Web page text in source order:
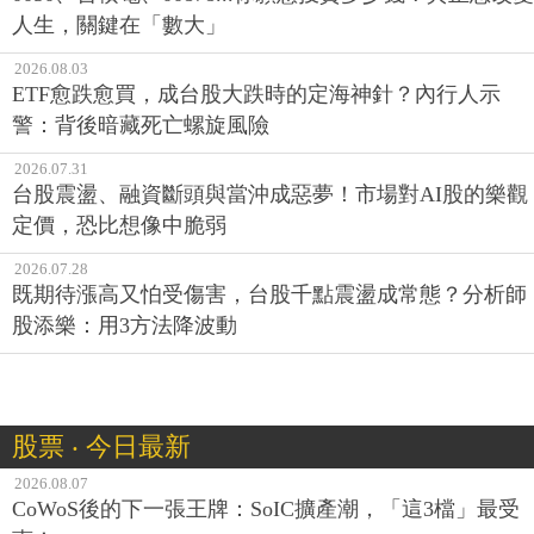
人生，關鍵在「數大」
2026.08.03
ETF愈跌愈買，成台股大跌時的定海神針？內行人示
警：背後暗藏死亡螺旋風險
2026.07.31
台股震盪、融資斷頭與當沖成惡夢！市場對AI股的樂觀
定價，恐比想像中脆弱
2026.07.28
既期待漲高又怕受傷害，台股千點震盪成常態？分析師
股添樂：用3方法降波動
股票 ‧ 今日最新
2026.08.07
CoWoS後的下一張王牌：SoIC擴產潮，「這3檔」最受